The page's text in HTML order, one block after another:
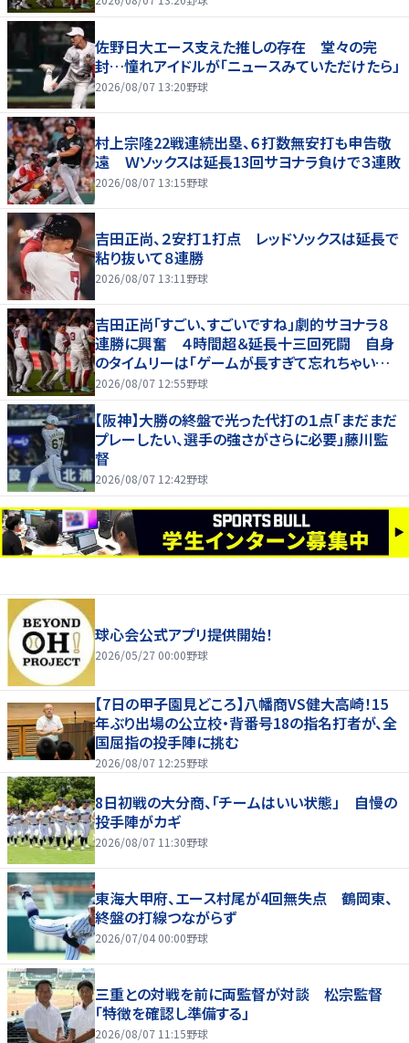
佐野日大エース支えた推しの存在 堂々の完
封…憧れアイドルが「ニュースみていただけたら」
2026/08/07 13:20野球
村上宗隆22戦連続出塁、６打数無安打も申告敬
遠 Ｗソックスは延長13回サヨナラ負けで３連敗
2026/08/07 13:15野球
吉田正尚、２安打１打点 レッドソックスは延長で
粘り抜いて８連勝
2026/08/07 13:11 野球
吉田正尚「すごい、すごいですね」劇的サヨナラ８
連勝に興奮 ４時間超＆延長十三回死闘 自身
のタイムリーは「ゲームが長すぎて忘れちゃいまし
た」
2026/08/07 12:55野球
【阪神】大勝の終盤で光った代打の１点「まだまだ
プレーしたい、選手の強さがさらに必要」藤川監
督
2026/08/07 12:42野球
球心会公式アプリ提供開始！
2026/05/27 00:00野球
【7日の甲子園見どころ】八幡商VS健大高崎！15
年ぶり出場の公立校・背番号18の指名打者が、全
国屈指の投手陣に挑む
2026/08/07 12:25野球
8日初戦の大分商、「チームはいい状態」 自慢の
投手陣がカギ
2026/08/07 11:30野球
東海大甲府、エース村尾が4回無失点 鶴岡東、
終盤の打線つながらず
2026/07/04 00:00野球
三重との対戦を前に両監督が対談 松宗監督
「特徴を確認し準備する」
2026/08/07 11:15野球